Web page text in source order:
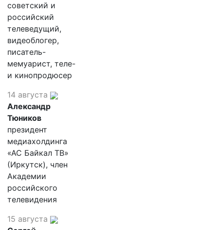
советский и
российский
телеведущий,
видеоблогер,
писатель-
мемуарист, теле-
и кинопродюсер
14 августа
Александр
Тюников
президент
медиахолдинга
«АС Байкал ТВ»
(Иркутск), член
Академии
российского
телевидения
15 августа